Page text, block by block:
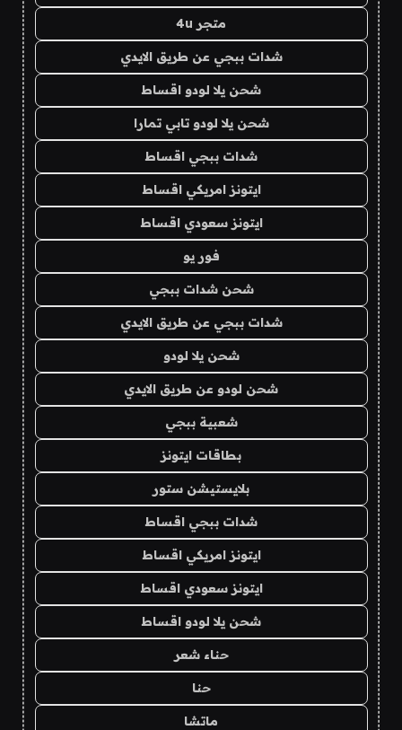
متجر 4u
شدات ببجي عن طريق الايدي
شحن يلا لودو اقساط
شحن يلا لودو تابي تمارا
شدات ببجي اقساط
ايتونز امريكي اقساط
ايتونز سعودي اقساط
فور يو
شحن شدات ببجي
شدات ببجي عن طريق الايدي
شحن يلا لودو
شحن لودو عن طريق الايدي
شعبية ببجي
بطاقات ايتونز
بلايستيشن ستور
شدات ببجي اقساط
ايتونز امريكي اقساط
ايتونز سعودي اقساط
شحن يلا لودو اقساط
حناء شعر
حنا
ماتشا